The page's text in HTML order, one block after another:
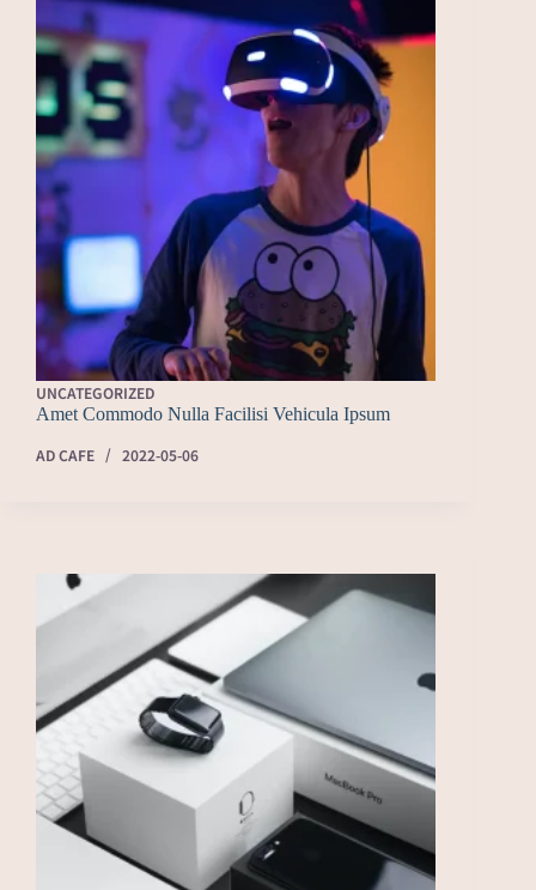
UNCATEGORIZED
Amet Commodo Nulla Facilisi Vehicula Ipsum
AD CAFE
2022-05-06